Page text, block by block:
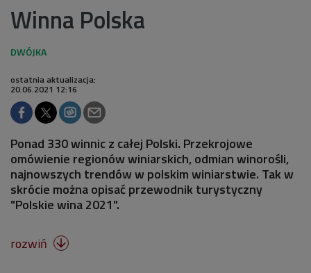
Winna Polska
ostatnia aktualizacja:
20.06.2021 12:16
Ponad 330 winnic z całej Polski. Przekrojowe
omówienie regionów winiarskich, odmian winorośli,
najnowszych trendów w polskim winiarstwie. Tak w
skrócie można opisać przewodnik turystyczny
"Polskie wina 2021".
rozwiń 